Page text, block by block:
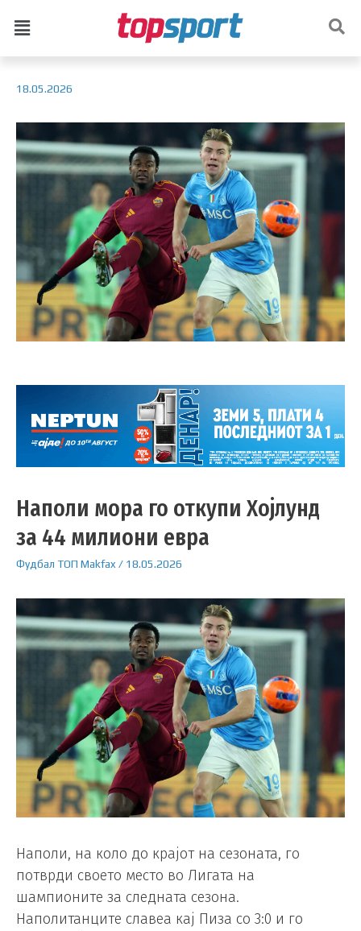
18.05.2026
Наполи мора го откупи Хојлунд
за 44 милиони евра
Фудбал ТОП Makfax / 18.05.2026
Наполи, на коло до крајот на сезоната, го
потврди своето место во Лигата на
шампионите за следната сезона.
Наполитанците славеа кај Пиза со 3:0 и го